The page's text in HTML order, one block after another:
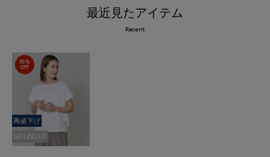
最近見たアイテム
Recent
30%
OFF
再値下げ
SOLDOUT